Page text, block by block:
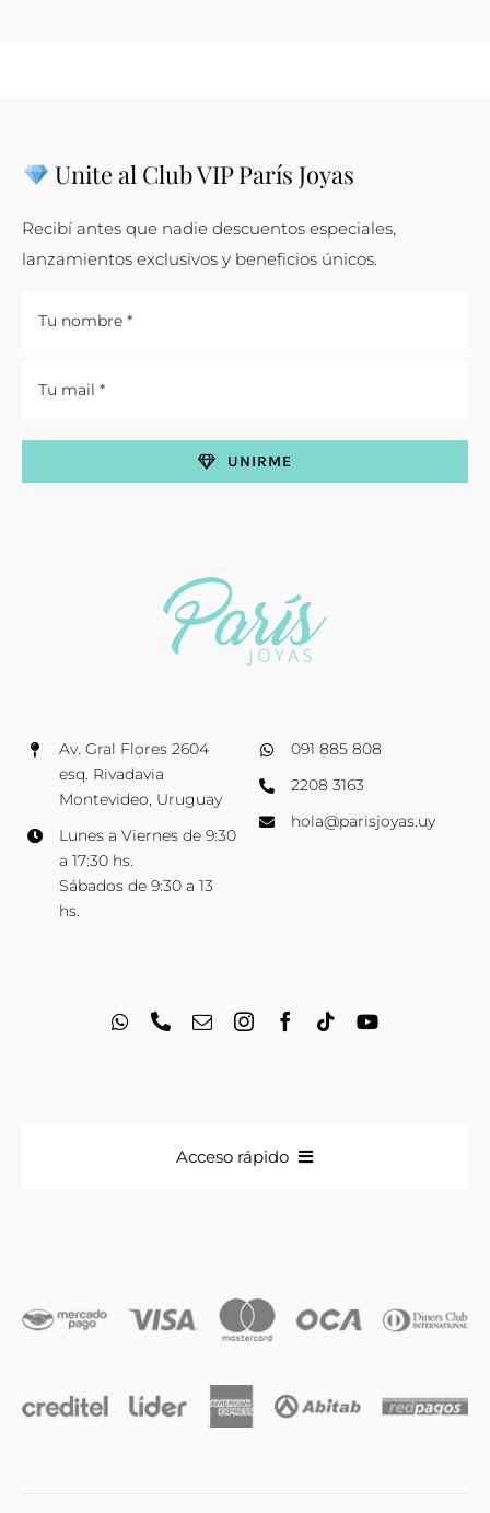
Av. Gral Flores 2604
esq. Rivadavia
Montevideo, Uruguay
Lunes a Viernes de 9:30
a 17:30 hs.
Sábados de 9:30 a 13
hs.
091 885 808
2208 3163
hola@parisjoyas.uy
Unite al Club VIP París Joyas
Recibí antes que nadie descuentos especiales,
lanzamientos exclusivos y beneficios únicos.
UNIRME
Acceso rápido
Iniciales